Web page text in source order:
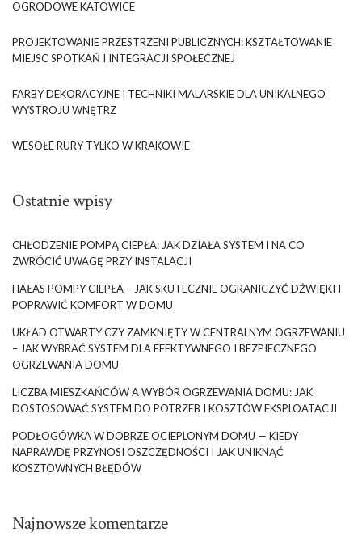
OGRODOWE KATOWICE
PROJEKTOWANIE PRZESTRZENI PUBLICZNYCH: KSZTAŁTOWANIE
MIEJSC SPOTKAŃ I INTEGRACJI SPOŁECZNEJ
FARBY DEKORACYJNE I TECHNIKI MALARSKIE DLA UNIKALNEGO
WYSTROJU WNĘTRZ
WESOŁE RURY TYLKO W KRAKOWIE
Ostatnie wpisy
CHŁODZENIE POMPĄ CIEPŁA: JAK DZIAŁA SYSTEM I NA CO
ZWRÓCIĆ UWAGĘ PRZY INSTALACJI
HAŁAS POMPY CIEPŁA – JAK SKUTECZNIE OGRANICZYĆ DŹWIĘKI I
POPRAWIĆ KOMFORT W DOMU
UKŁAD OTWARTY CZY ZAMKNIĘTY W CENTRALNYM OGRZEWANIU
– JAK WYBRAĆ SYSTEM DLA EFEKTYWNEGO I BEZPIECZNEGO
OGRZEWANIA DOMU
LICZBA MIESZKAŃCÓW A WYBÓR OGRZEWANIA DOMU: JAK
DOSTOSOWAĆ SYSTEM DO POTRZEB I KOSZTÓW EKSPLOATACJI
PODŁOGÓWKA W DOBRZE OCIEPLONYM DOMU — KIEDY
NAPRAWDĘ PRZYNOSI OSZCZĘDNOŚCI I JAK UNIKNĄĆ
KOSZTOWNYCH BŁĘDÓW
Najnowsze komentarze